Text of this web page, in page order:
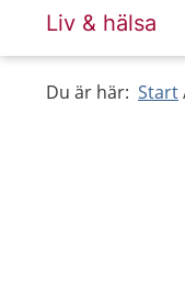
Liv & hälsa
Du är här: Start